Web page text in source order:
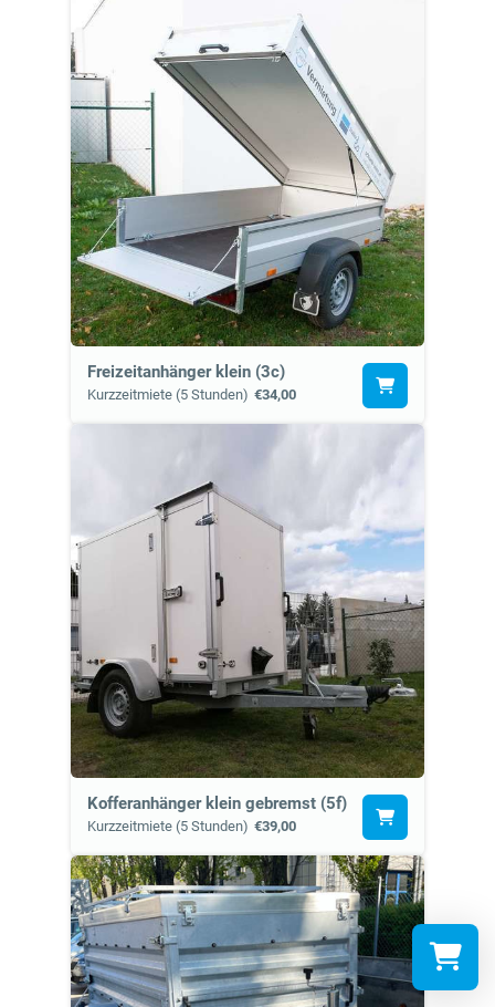
Freizeitanhänger klein (3c)
Kurzzeitmiete (5 Stunden) €34,00
Kofferanhänger klein gebremst (5f)
Kurzzeitmiete (5 Stunden) €39,00